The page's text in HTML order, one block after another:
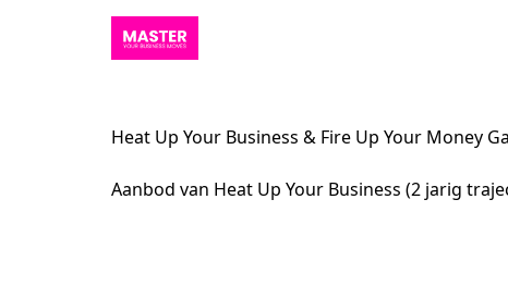
Heat Up Your Business & Fire Up Your Money
Aanbod van Heat Up Your Business (2 jarig